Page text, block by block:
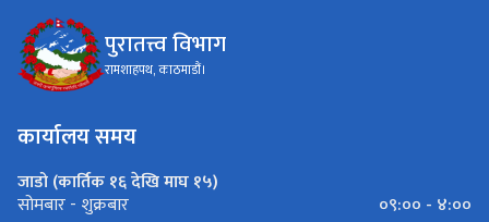
पुरातत्त्व विभाग
रामशाहपथ, काठमाडौं।
कार्यालय समय
जाडो (कार्तिक १६ देखि माघ १५)
सोमबार - शुक्रबार
०९:०० - ४:००